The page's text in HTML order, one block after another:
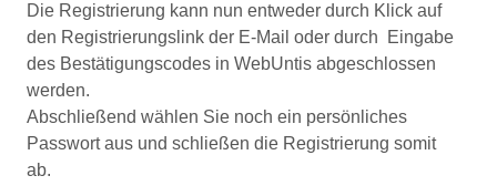
Die Registrierung kann nun entweder durch Klick auf
den Registrierungslink der E-Mail oder durch Eingabe
des Bestätigungscodes in WebUntis abgeschlossen
werden.
Abschließend wählen Sie noch ein persönliches
Passwort aus und schließen die Registrierung somit
ab.